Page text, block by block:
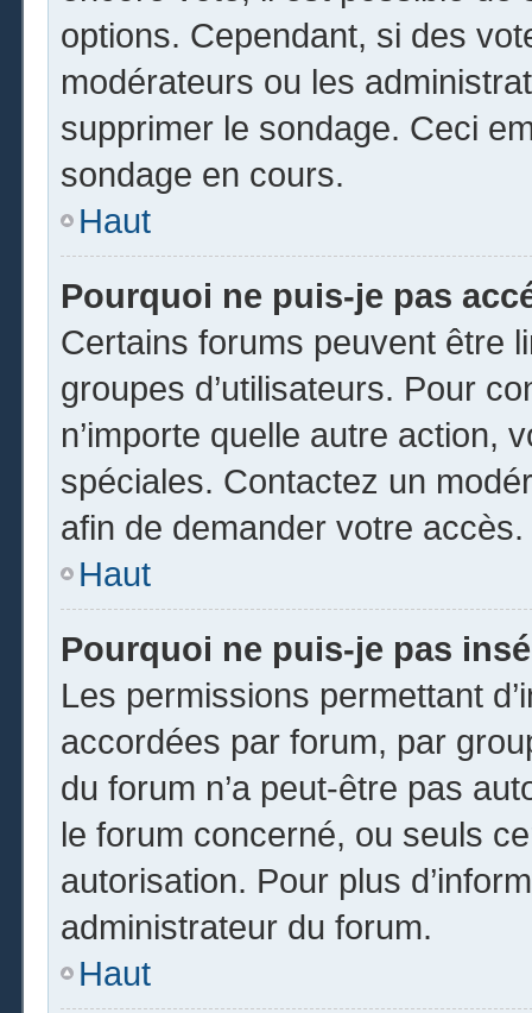
options. Cependant, si des
modérateurs ou les
supprimer le sondage. Ceci
sondage en cours.
Haut
Pourquoi ne puis-je pas
Certains forums peuvent être
groupes d’utilisateurs. Pour
n’importe quelle autre action,
spéciales. Contactez un
afin de demander votre accès.
Haut
Pourquoi ne puis-je pas
Les permissions permettant
accordées par forum, par
du forum n’a peut-être pas
le forum concerné, ou seuls
autorisation. Pour plus
administrateur du forum.
Haut